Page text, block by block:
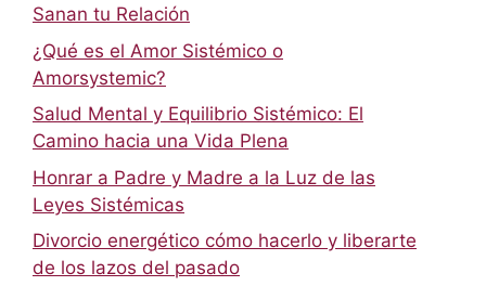
Sanan tu Relación
¿Qué es el Amor Sistémico o
Amorsystemic?
Salud Mental y Equilibrio Sistémico: El
Camino hacia una Vida Plena
Honrar a Padre y Madre a la Luz de las
Leyes Sistémicas
Divorcio energético cómo hacerlo y liberarte
de los lazos del pasado